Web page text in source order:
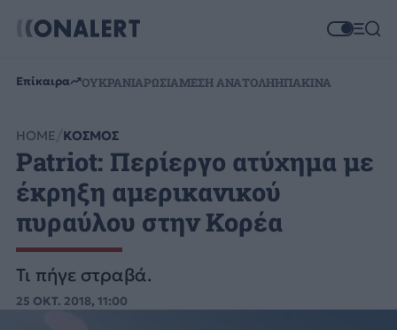
Επίκαιρα ΟΥΚΡΑΝΙΑΡΩΣΙΑΜΕΣΗ ΑΝΑΤΟΛΗΗΠΑΚΙΝΑ
HOME ΚΟΣΜΟΣ
Patriot: Περίεργο ατύχημα με
έκρηξη αμερικανικού
πυραύλου στην Κορέα
Τι πήγε στραβά.
25 ΟΚΤ. 2018, 11:00